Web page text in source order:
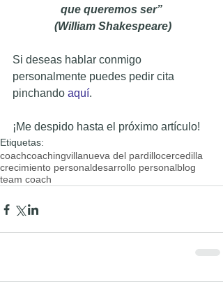
que queremos ser”
(William Shakespeare)
Si deseas hablar conmigo
personalmente puedes pedir cita
pinchando aquí.
¡Me despido hasta el próximo artículo!
Etiquetas:
coachcoachingvillanueva del pardillocercedilla
crecimiento personaldesarrollo personalblog
team coach